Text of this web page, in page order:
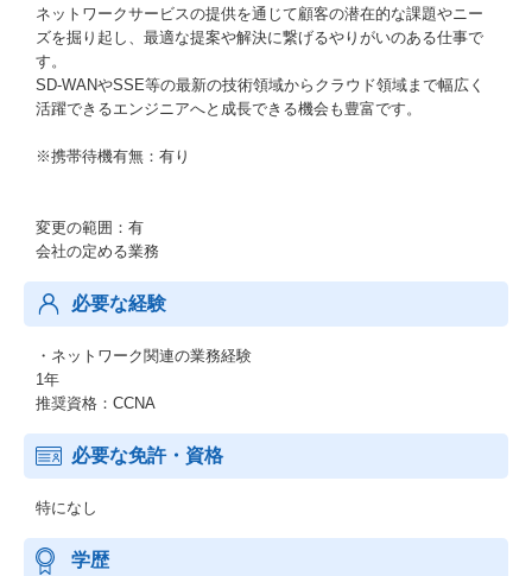
ネットワークサービスの提供を通じて顧客の潜在的な課題やニー
ズを掘り起し、最適な提案や解決に繋げるやりがいのある仕事で
す。
SD-WANやSSE等の最新の技術領域からクラウド領域まで幅広く
活躍できるエンジニアへと成長できる機会も豊富です。
※携帯待機有無：有り
変更の範囲：有
会社の定める業務
必要な経験
・ネットワーク関連の業務経験
1年
推奨資格：CCNA
必要な免許・資格
特になし
学歴